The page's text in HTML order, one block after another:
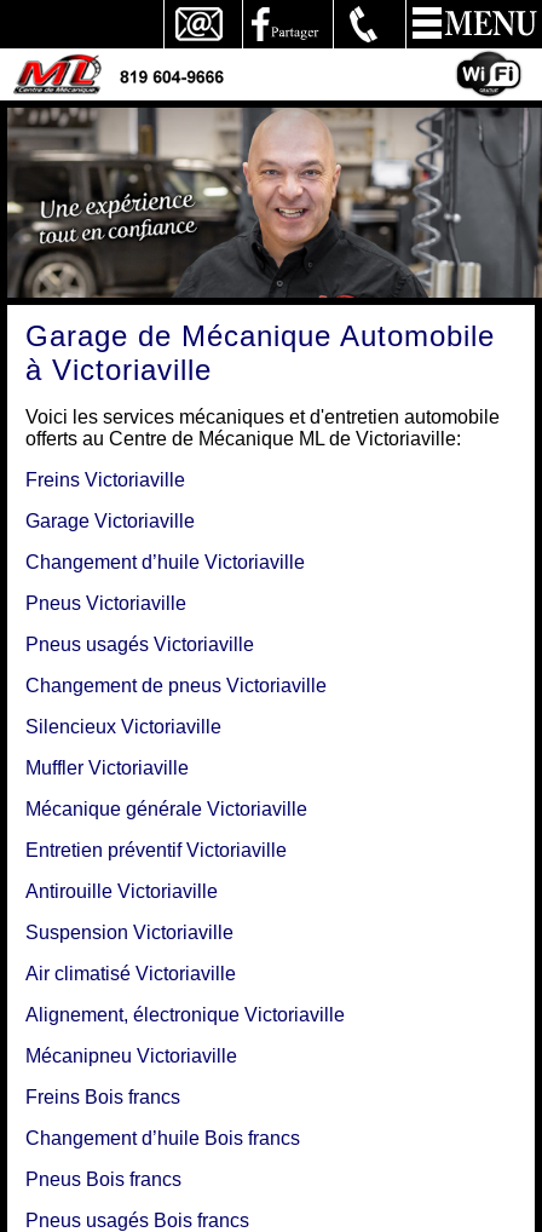
Garage de Mécanique Automobile
à Victoriaville
Voici les services mécaniques et d'entretien automobile
offerts au Centre de Mécanique ML de Victoriaville:
Freins Victoriaville
Garage Victoriaville
Changement d’huile Victoriaville
Pneus Victoriaville
Pneus usagés Victoriaville
Changement de pneus Victoriaville
Silencieux Victoriaville
Muffler Victoriaville
Mécanique générale Victoriaville
Entretien préventif Victoriaville
Antirouille Victoriaville
Suspension Victoriaville
Air climatisé Victoriaville
Alignement, électronique Victoriaville
Mécanipneu Victoriaville
Freins Bois francs
Changement d’huile Bois francs
Pneus Bois francs
Pneus usagés Bois francs